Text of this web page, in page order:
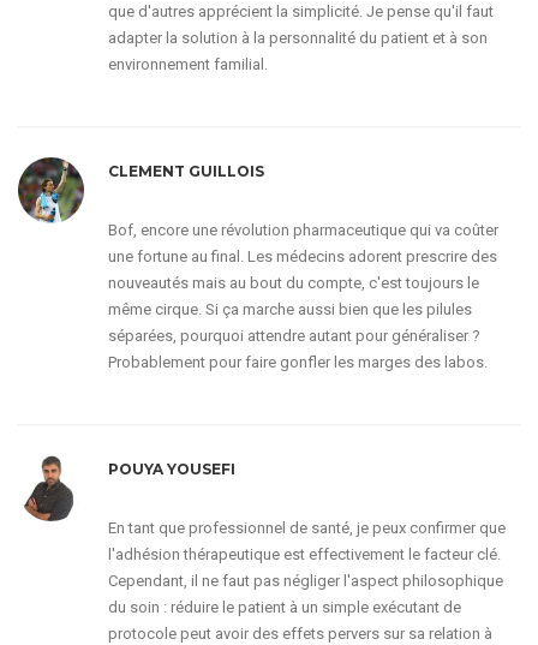
que d'autres apprécient la simplicité. Je pense qu'il faut
adapter la solution à la personnalité du patient et à son
environnement familial.
CLEMENT GUILLOIS
Bof, encore une révolution pharmaceutique qui va coûter
une fortune au final. Les médecins adorent prescrire des
nouveautés mais au bout du compte, c'est toujours le
même cirque. Si ça marche aussi bien que les pilules
séparées, pourquoi attendre autant pour généraliser ?
Probablement pour faire gonfler les marges des labos.
POUYA YOUSEFI
En tant que professionnel de santé, je peux confirmer que
l'adhésion thérapeutique est effectivement le facteur clé.
Cependant, il ne faut pas négliger l'aspect philosophique
du soin : réduire le patient à un simple exécutant de
protocole peut avoir des effets pervers sur sa relation à